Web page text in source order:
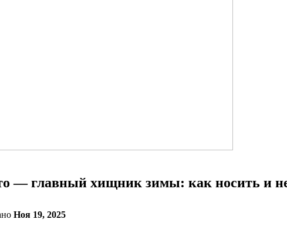
— главный хищник зимы: как носить и
Ноя 19, 2025